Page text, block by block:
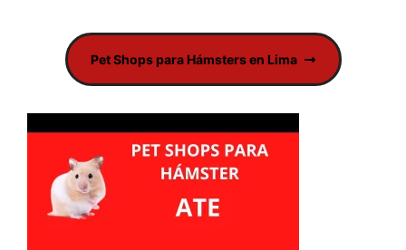
Pet Shops para Hámsters en Lima